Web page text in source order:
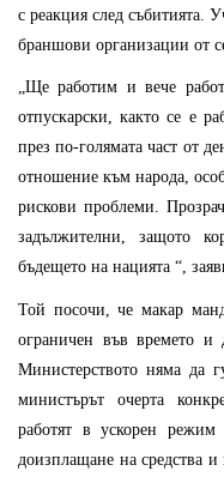
с реакция след събитията.
браншови организации от
„Ще работим и вече
отпускарски, както се е
през по-голямата част от
отношение към народа,
рискови проблеми.
задължителни, защото
бъдещето на нацията “,
Той посочи, че макар
ограничен във времето и
Министерството няма да
министърът очерта
работят в ускорен
доизплащане на средства